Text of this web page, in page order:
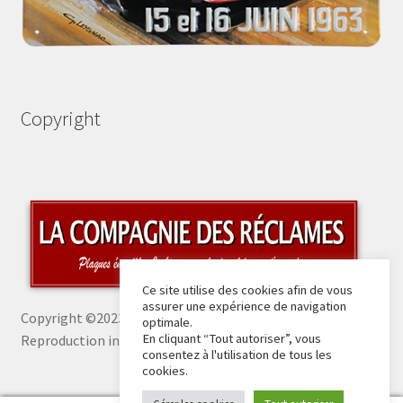
Copyright
Copyright ©2023 La Compagnie des Réclames -
Reproduction interdite sans autorisation
Ce site utilise des cookies afin de vous
assurer une expérience de navigation
optimale.
En cliquant “Tout autoriser”, vous
consentez à l'utilisation de tous les
cookies.